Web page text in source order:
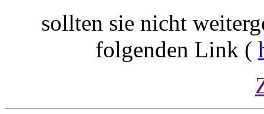
sollten sie nicht
folgenden Link (